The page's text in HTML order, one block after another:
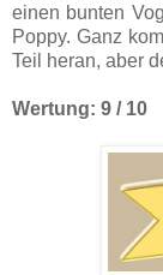
einen bunten
Poppy. Ganz
Teil heran, aber
Wertung: 9 / 10